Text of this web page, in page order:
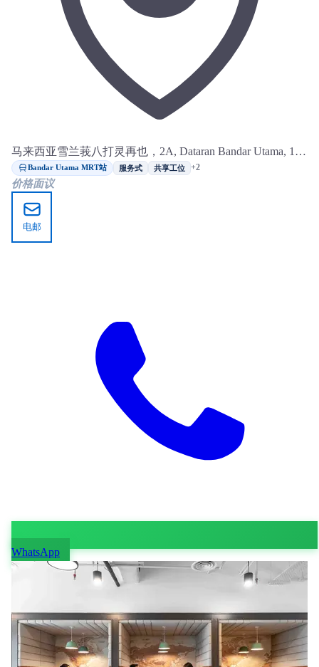
马来西亚雪兰莪八打灵再也，2A, Dataran Bandar Utama, 1
First Avenue, Damansara
Bandar Utama MRT站 服务式 共享工位 +2
价格面议
电邮
WhatsApp